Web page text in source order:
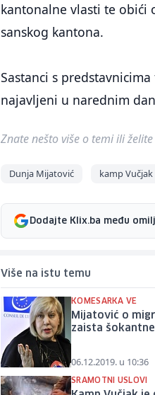
kantonalne vlasti te obići
sanskog kantona.
Sastanci s
najavljeni u narednim
Znate nešto više o temi ili
Dunja Mijatović kamp Vučjak
Dodajte Klix.ba među
Više na istu temu
KOMESARKA VE
Mijatović o
zaista šokantne
06.12.2019. u 10:36
SRAMOTNI USLOVI